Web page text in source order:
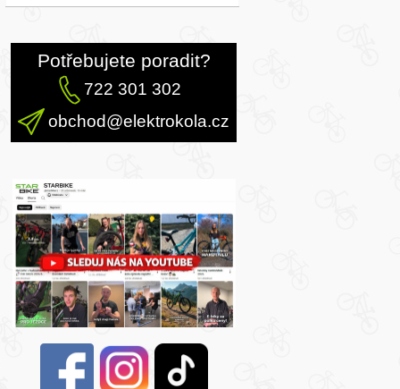
Potřebujete poradit?
722 301 302
obchod@elektrokola.cz